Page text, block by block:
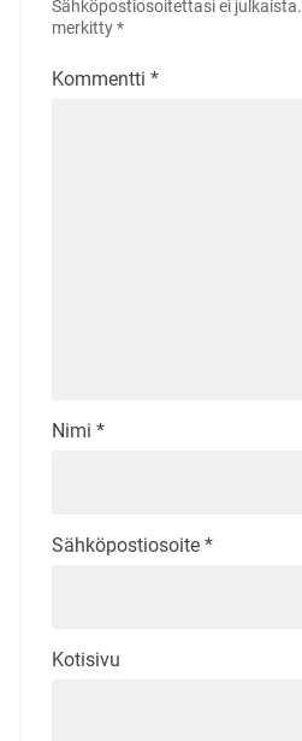
Sähköpostiosoitettasi ei julkaista.
merkitty*
Kommentti *
Nimi *
Sähköpostiosoite *
Kotisivu